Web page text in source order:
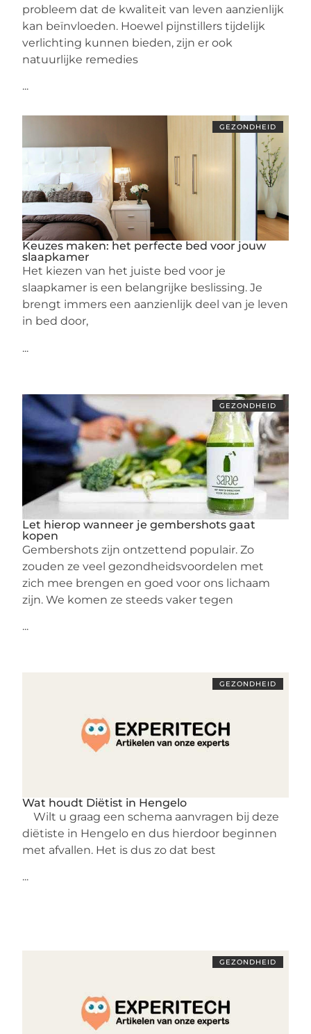
probleem dat de kwaliteit van leven aanzienlijk
kan beïnvloeden. Hoewel pijnstillers tijdelijk
verlichting kunnen bieden, zijn er ook
natuurlijke remedies
...
GEZONDHEID
Keuzes maken: het perfecte bed voor jouw
slaapkamer
Het kiezen van het juiste bed voor je
slaapkamer is een belangrijke beslissing. Je
brengt immers een aanzienlijk deel van je leven
in bed door,
...
GEZONDHEID
Let hierop wanneer je gembershots gaat
kopen
Gembershots zijn ontzettend populair. Zo
zouden ze veel gezondheidsvoordelen met
zich mee brengen en goed voor ons lichaam
zijn. We komen ze steeds vaker tegen
...
GEZONDHEID
Wat houdt Diëtist in Hengelo
Wilt u graag een schema aanvragen bij deze
diëtiste in Hengelo en dus hierdoor beginnen
met afvallen. Het is dus zo dat best
...
GEZONDHEID